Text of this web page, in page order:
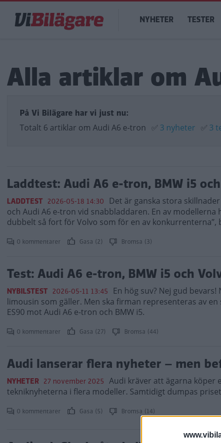
huvudinnehåll
Main
navigation
NYHETER TESTER
Alla artiklar om
På Vi Bilägare har vi just nu:
Totalt 6 artiklar om Audi A6 e-tron ✅ 3 nyheter ✅ 3
Laddtest: Audi A6 e-tron, BMW i5
LADDTEST 2026-05-18 14:30 Det är ganska stora
och Audi A6 e-tron vid snabbladdaren. En av modellerna
dubbelt så fort för Volvo som för en av konkurrenterna”,
0 kommentarer Gasa (2) Bromsa (3)
Test: Audi A6 e-tron, BMW i5 och
NYBILSTEST 2026-05-11 13:45 En hög suv? Nej gud
limousin som gäller. Men ska firman representeras av en
ES90 mot Audi A6 e-tron och BMW i5.
0 kommentarer Gasa (27) Bromsa (44)
Audi lanserar flera nyheter – men
NYHETER 27 november 2025 Audi kräver att ägarna köper
tekniknyheterna i flera modeller. Samtidigt dumpas
0 kommentarer Gasa (5) Bromsa (14)